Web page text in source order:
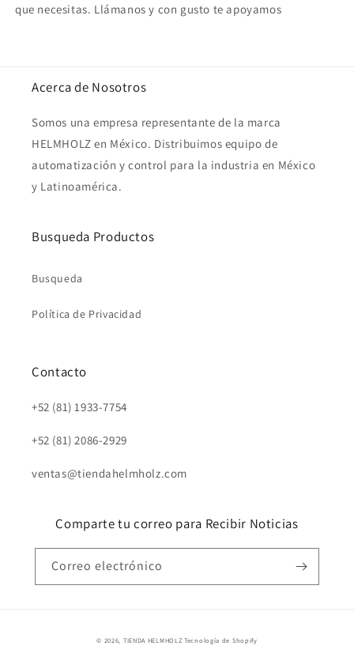
que necesitas. Llámanos y con gusto te apoyamos
Acerca de Nosotros
Somos una empresa representante de la marca
HELMHOLZ en México. Distribuimos equipo de
automatización y control para la industria en México
y Latinoamérica.
Busqueda Productos
Busqueda
Política de Privacidad
Contacto
+52 (81) 1933-7754
+52 (81) 2086-2929
ventas@tiendahelmholz.com
Comparte tu correo para Recibir Noticias
Correo electrónico
© 2026, TIENDA HELMHOLZ Tecnología de Shopify